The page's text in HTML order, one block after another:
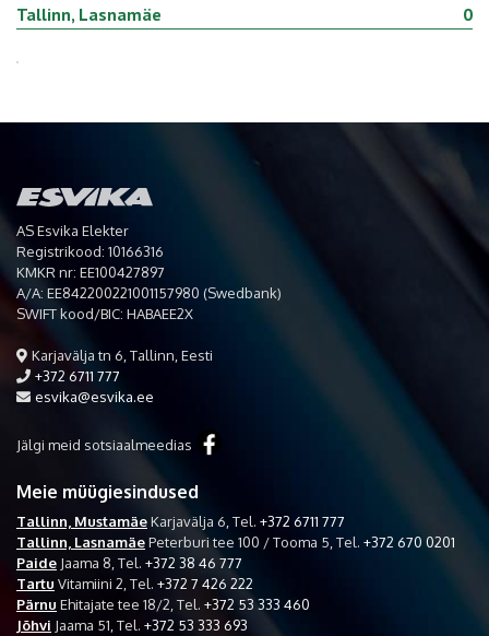
Tallinn, Lasnamäe
0
AS Esvika Elekter
Registrikood: 10166316
KMKR nr: EE100427897
A/A: EE842200221001157980 (Swedbank)
SWIFT kood/BIC: HABAEE2X
Karjavälja tn 6, Tallinn, Eesti
+372 6711 777
esvika@esvika.ee
Jälgi meid sotsiaalmeedias
Meie müügiesindused
Tallinn, MustamäeKarjavälja 6, Tel. +372 6711 777
Tallinn, LasnamäePeterburi tee 100 / Tooma 5, Tel. +372 670 0201
Paide Jaama 8, Tel. +372 38 46 777
Tartu Vitamiini 2, Tel. +372 7 426 222
Pärnu Ehitajate tee 18/2, Tel. +372 53 333 460
Jõhvi Jaama 51, Tel. +372 53 333 693